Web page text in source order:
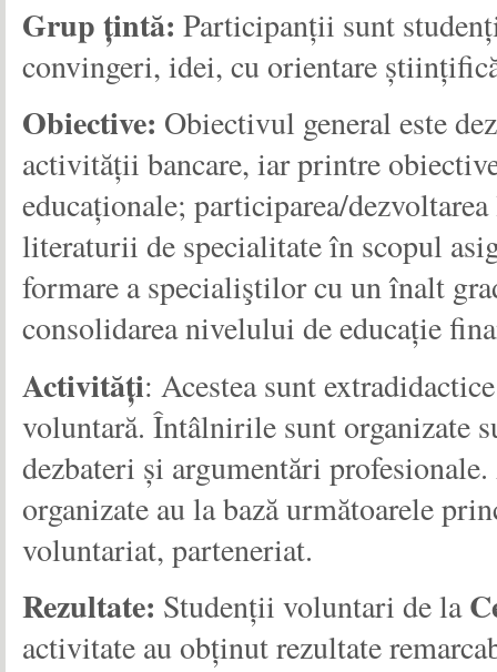
Grup țintă: Participanții sunt
convingeri, idei, cu orientare
Obiective: Obiectivul general este
activității bancare, iar printre
educaționale; participarea/
literaturii de specialitate în scopul
formare a specialiştilor cu un înalt
consolidarea nivelului de educație
Activități: Acestea sunt
voluntară. Întâlnirile sunt organizate
dezbateri și argumentări
organizate au la bază următoarele
voluntariat, parteneriat.
Rezultate: Studenții voluntari de la
activitate au obținut rezultate